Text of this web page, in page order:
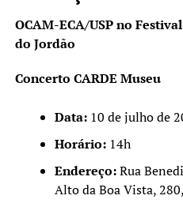
OCAM-ECA/USP no
do Jordão
Concerto CARDE Museu
Data:10 de julho de
Horário:14h
Endereço:Rua
Alto da Boa Vista,